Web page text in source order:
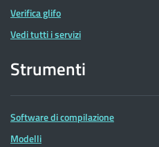
Verifica glifo
Vedi tutti i servizi
Strumenti
Software di compilazione
Modelli